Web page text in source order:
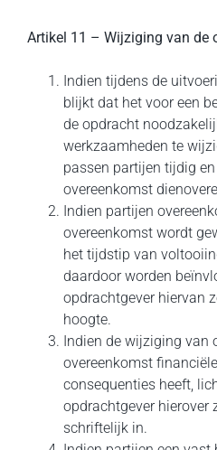
Artikel 11 – Wijziging van de
Indien tijdens de
blijkt dat het voor een
de opdracht
werkzaamheden te
passen partijen tijdig
overeenkomst
Indien partijen
overeenkomst wordt
het tijdstip van
daardoor worden
opdrachtgever hiervan
hoogte.
Indien de wijziging van
overeenkomst
consequenties heeft,
opdrachtgever hierover
schriftelijk in.